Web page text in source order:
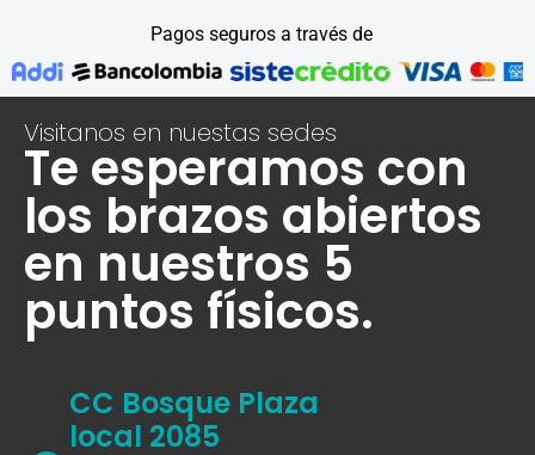
Pagos seguros a través de
Visitanos en nuestas sedes
Te esperamos con
los brazos abiertos
en nuestros 5
puntos físicos.
CC Bosque Plaza
local 2085